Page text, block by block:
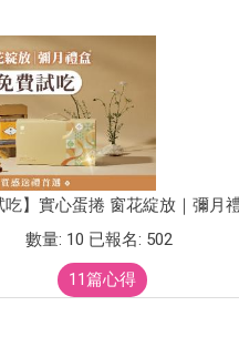
吃】實心蛋捲 窗花綻放｜彌月
數量: 10 已報名: 502
11篇心得